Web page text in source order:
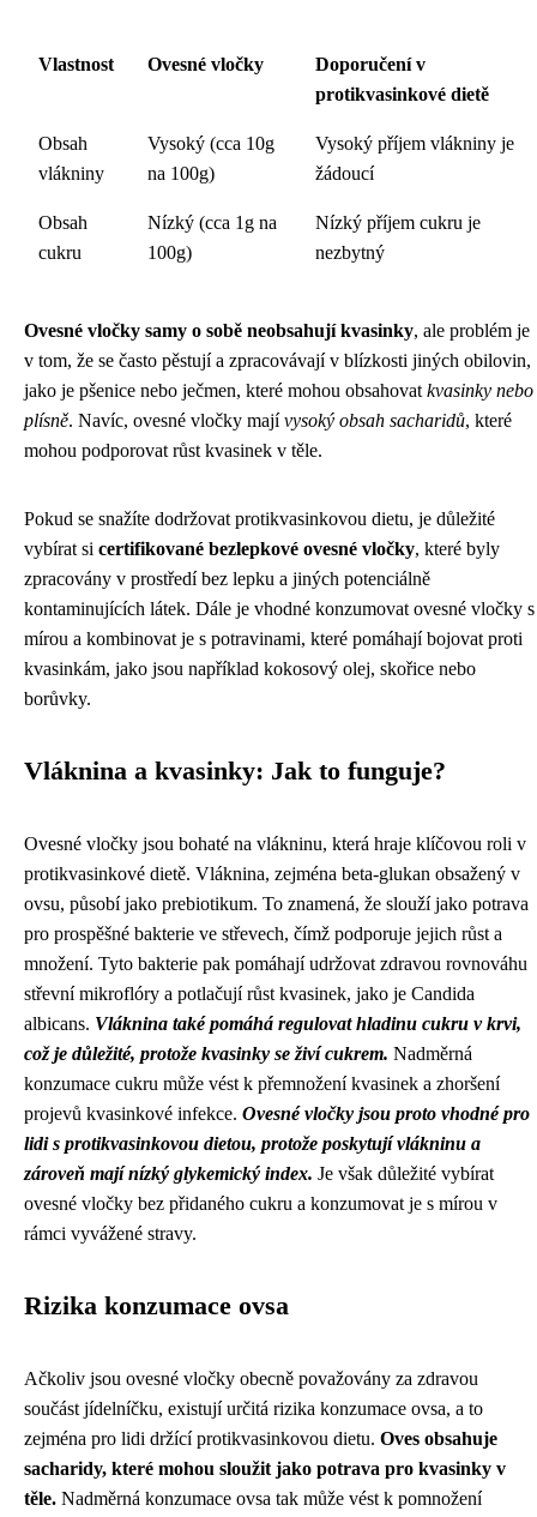
Vlastnost Ovesné vločky
Doporučení v
protikvasinkové dietě
Obsah
vlákniny
Vysoký (cca 10g
na 100g)
Vysoký příjem vlákniny je
žádoucí
Obsah
cukru
Nízký (cca 1g na
100g)
Nízký příjem cukru je
nezbytný
Ovesné vločky samy o sobě neobsahují kvasinky, ale problém je
v tom, že se často pěstují a zpracovávají v blízkosti jiných obilovin,
jako je pšenice nebo ječmen, které mohou obsahovat kvasinky nebo
plísně. Navíc, ovesné vločky majívysoký obsah sacharidů, které
mohou podporovat růst kvasinek v těle.
Pokud se snažíte dodržovat protikvasinkovou dietu, je důležité
vybírat si certifikované bezlepkové ovesné vločky, které byly
zpracovány v prostředí bez lepku a jiných potenciálně
kontaminujících látek. Dále je vhodné konzumovat ovesné vločky s
mírou a kombinovat je s potravinami, které pomáhají bojovat proti
kvasinkám, jako jsou například kokosový olej, skořice nebo
borůvky.
Vláknina a kvasinky: Jak to funguje?
Ovesné vločky jsou bohaté na vlákninu, která hraje klíčovou roli v
protikvasinkové dietě. Vláknina, zejména beta-glukan obsažený v
ovsu, působí jako prebiotikum. To znamená, že slouží jako potrava
pro prospěšné bakterie ve střevech, čímž podporuje jejich růst a
množení. Tyto bakterie pak pomáhají udržovat zdravou rovnováhu
střevní mikroflóry a potlačují růst kvasinek, jako je Candida
albicans. Vláknina také pomáhá regulovat hladinu cukru v krvi,
což je důležité, protože kvasinky se živí cukrem. Nadměrná
konzumace cukru může vést k přemnožení kvasinek a zhoršení
projevů kvasinkové infekce. Ovesné vločky jsou proto vhodné pro
lidi s protikvasinkovou dietou, protože poskytují vlákninu a
zároveň mají nízký glykemický index. Je však důležité vybírat
ovesné vločky bez přidaného cukru a konzumovat je s mírou v
rámci vyvážené stravy.
Rizika konzumace ovsa
Ačkoliv jsou ovesné vločky obecně považovány za zdravou
součást jídelníčku, existují určitá rizika konzumace ovsa, a to
zejména pro lidi držící protikvasinkovou dietu. Oves obsahuje
sacharidy, které mohou sloužit jako potrava pro kvasinky v
těle. Nadměrná konzumace ovsa tak může vést k pomnožení